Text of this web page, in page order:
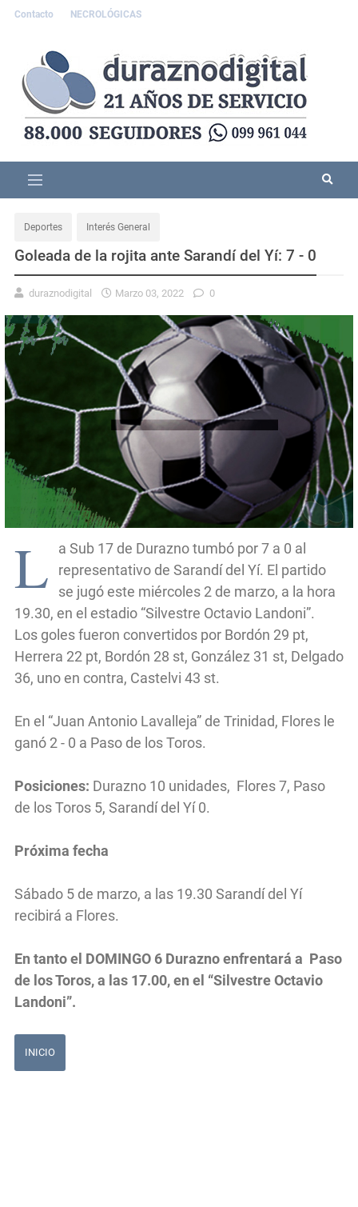
Contacto NECROLÓGICAS
Deportes Interés General
Goleada de la rojita ante Sarandí del Yí: 7 - 0
duraznodigital Marzo 03, 2022 0
L
a Sub 17 de Durazno tumbó por 7 a 0 al
representativo de Sarandí del Yí. El partido
se jugó este miércoles 2 de marzo, a la hora
19.30, en el estadio “Silvestre Octavio Landoni”.
Los goles fueron convertidos por Bordón 29 pt,
Herrera 22 pt, Bordón 28 st, González 31 st, Delgado
36, uno en contra, Castelvi 43 st.
En el “Juan Antonio Lavalleja” de Trinidad, Flores le
ganó 2 - 0 a Paso de los Toros.
Posiciones: Durazno 10 unidades, Flores 7, Paso
de los Toros 5, Sarandí del Yí 0.
Próxima fecha
Sábado 5 de marzo, a las 19.30 Sarandí del Yí
recibirá a Flores.
En tanto el DOMINGO 6 Durazno enfrentará a Paso
de los Toros, a las 17.00, en el “Silvestre Octavio
Landoni”.
INICIO